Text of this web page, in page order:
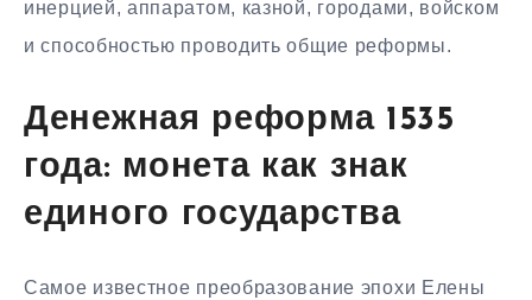
инерцией, аппаратом, казной, городами, войском
и способностью проводить общие реформы.
Денежная реформа 1535
года: монета как знак
единого государства
Самое известное преобразование эпохи Елены